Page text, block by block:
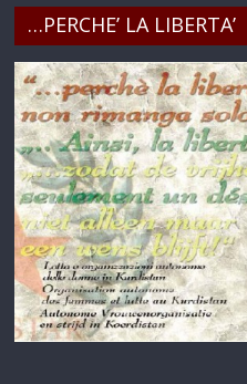
…PERCHE’ LA LIBERTA’